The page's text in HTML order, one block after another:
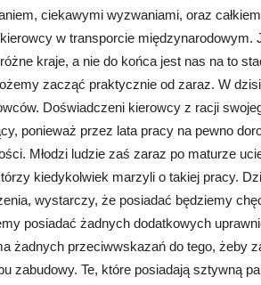
ciekawymi wyzwaniami, oraz
w transporcie międzynarodowym.
kraje, a nie do końca jest nas na to
zacząć praktycznie od zaraz. W
Doświadczeni kierowcy z racji
ponieważ przez lata pracy na pewno
Młodzi ludzie zaś zaraz po maturze
kiedykolwiek marzyli o takiej pracy.
wystarczy, że posiadać będziemy
posiadać żadnych dodatkowych
żadnych przeciwwskazań do tego, żeby
zabudowy. Te, które posiadają sztywną